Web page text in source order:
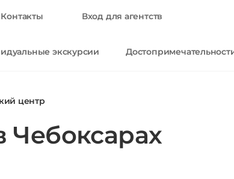
Контакты Вход для агентств
экскурсии
центр
Чебоксарах